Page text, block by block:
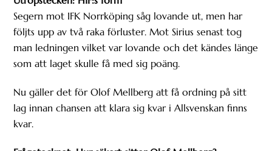
Segern mot IFK Norrköping såg lovande ut, men har
följts upp av två raka förluster. Mot Sirius senast tog
man ledningen vilket var lovande och det kändes länge
som att laget skulle få med sig poäng.
Nu gäller det för Olof Mellberg att få ordning på sitt
lag innan chansen att klara sig kvar i Allsvenskan finns
kvar.